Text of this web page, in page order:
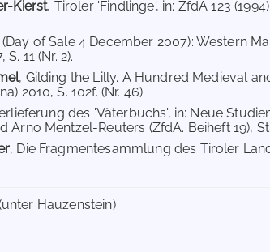
Kierst, Tiroler 'Findlinge', in: ZfdA 123
of Sale 4 December 2007): Western
11 (Nr. 2).
, Gilding the Lilly. A Hundred Medieval
2010, S. 102f. (Nr. 46).
des 'Väterbuchs', in: Neue
Arno Mentzel-Reuters (ZfdA. Beiheft 19),
, Die Fragmentesammlung des Tiroler
Hauzenstein)